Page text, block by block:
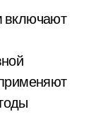
включают